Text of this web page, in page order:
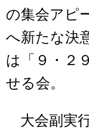
の集会アピ
へ新たな決
は「９・２
せる会。
大会副実